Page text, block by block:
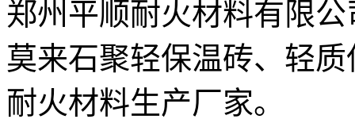
郑州平顺耐火材料有限
莫来石聚轻保温砖、轻
耐火材料生产厂家。